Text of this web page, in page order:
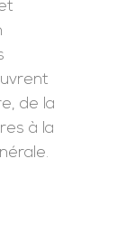
de la
à la